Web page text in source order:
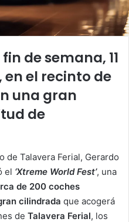
de semana, 11
en el recinto de
una gran
de
de Talavera Ferial, Gerardo
el ‘Xtreme World Fest’, una
de 200 coches
cilindrada que acogerá
de Talavera Ferial, los